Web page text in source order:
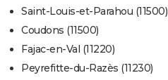
Saint-Louis-et-Parahou (11500)
Coudons (11500)
Fajac-en-Val (11220)
Peyrefitte-du-Razès (11230)